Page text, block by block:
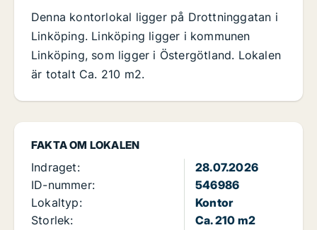
FAKTA OM LOKALEN
Indraget:
28.07.2026
ID-nummer:
546986
Lokaltyp:
Kontor
Storlek:
Ca. 210 m2
Denna kontorlokal ligger på Drottninggatan i
Linköping. Linköping ligger i kommunen
Linköping, som ligger i Östergötland. Lokalen
är totalt Ca. 210 m2.